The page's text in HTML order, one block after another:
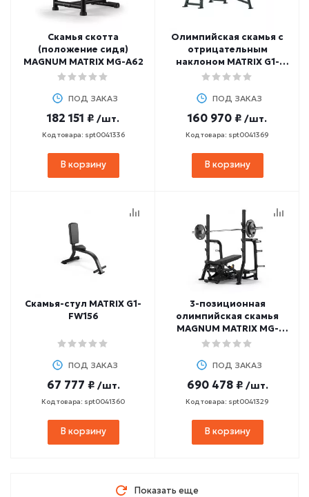
Скамья скотта
(положение сидя)
MAGNUM MATRIX MG-A62
ПОД ЗАКАЗ
182 151 ₽ /шт.
Код товара: spt0041336
В корзину
Олимпийская скамья с
отрицательным
наклоном MATRIX G1-
FW165
ПОД ЗАКАЗ
160 970 ₽ /шт.
Код товара: spt0041369
В корзину
Скамья-стул MATRIX G1-
FW156
ПОД ЗАКАЗ
67 777 ₽ /шт.
Код товара: spt0041360
В корзину
3-позиционная
олимпийская скамья
MAGNUM MATRIX MG-
C895
ПОД ЗАКАЗ
690 478 ₽ /шт.
Код товара: spt0041329
В корзину
Показать еще